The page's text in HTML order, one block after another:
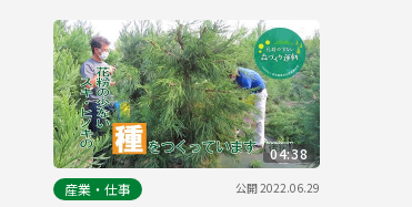
04:38
産業・仕事
公開2022.06.29